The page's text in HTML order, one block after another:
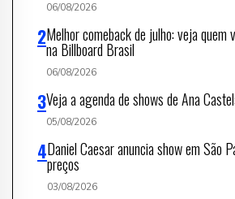
06/08/2026
Melhor comeback de julho: veja quem
na Billboard Brasil
06/08/2026
Veja a agenda de shows de Ana
05/08/2026
Daniel Caesar anuncia show em São
preços
03/08/2026